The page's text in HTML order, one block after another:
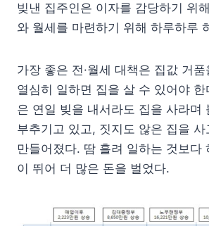
빚낸 집주인은 이자를 감당하기 위
와 월세를 마련하기 위해 하루하루
가장 좋은 전·월세 대책은 집값 거
열심히 일하면 집을 살 수 있어야
은 연일 빚을 내서라도 집을 사라며
부추기고 있고, 짓지도 않은 집을 사
만들어졌다. 땀 흘려 일하는 것보다
이 뛰어 더 많은 돈을 벌었다.